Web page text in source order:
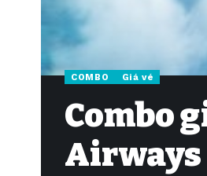
COMBO Giá vé
Combo
Airways